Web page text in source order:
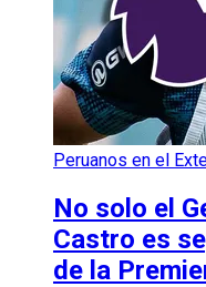
Peruanos en el
No solo el
Castro es
de la